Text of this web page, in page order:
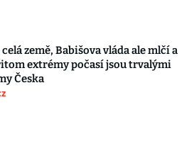
celá země, Babišova vláda ale mlčí a
extrémy počasí jsou trvalými
Česka